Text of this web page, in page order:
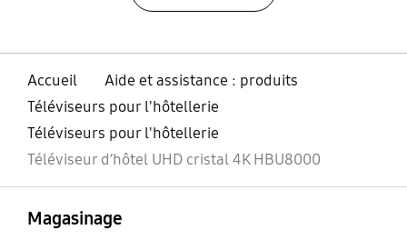
Accueil
Aide et assistance : produits
Téléviseurs pour l'hôtellerie
Téléviseurs pour l'hôtellerie
Téléviseur d’hôtel UHD cristal 4K HBU8000
Magasinage